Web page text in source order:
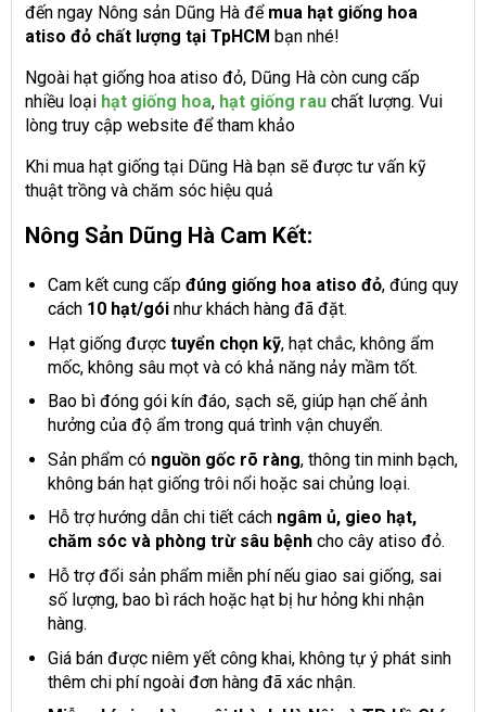
đến ngay Nông sản Dũng Hà để mua hạt giống hoa
atiso đỏ chất lượng tại TpHCM bạn nhé!
Ngoài hạt giống hoa atiso đỏ, Dũng Hà còn cung cấp
nhiều loại hạt giống hoa, hạt giống rau chất lượng. Vui
lòng truy cập website để tham khảo
Khi mua hạt giống tại Dũng Hà bạn sẽ được tư vấn kỹ
thuật trồng và chăm sóc hiệu quả
Nông Sản Dũng Hà Cam Kết:
Cam kết cung cấp đúng giống hoa atiso đỏ, đúng quy
cách 10 hạt/góinhư khách hàng đã đặt.
Hạt giống được tuyển chọn kỹ, hạt chắc, không ẩm
mốc, không sâu mọt và có khả năng nảy mầm tốt.
Bao bì đóng gói kín đáo, sạch sẽ, giúp hạn chế ảnh
hưởng của độ ẩm trong quá trình vận chuyển.
Sản phẩm có nguồn gốc rõ ràng, thông tin minh bạch,
không bán hạt giống trôi nổi hoặc sai chủng loại.
Hỗ trợ hướng dẫn chi tiết cách ngâm ủ, gieo hạt,
chăm sóc và phòng trừ sâu bệnhcho cây atiso đỏ.
Hỗ trợ đổi sản phẩm miễn phí nếu giao sai giống, sai
số lượng, bao bì rách hoặc hạt bị hư hỏng khi nhận
hàng.
Giá bán được niêm yết công khai, không tự ý phát sinh
thêm chi phí ngoài đơn hàng đã xác nhận.